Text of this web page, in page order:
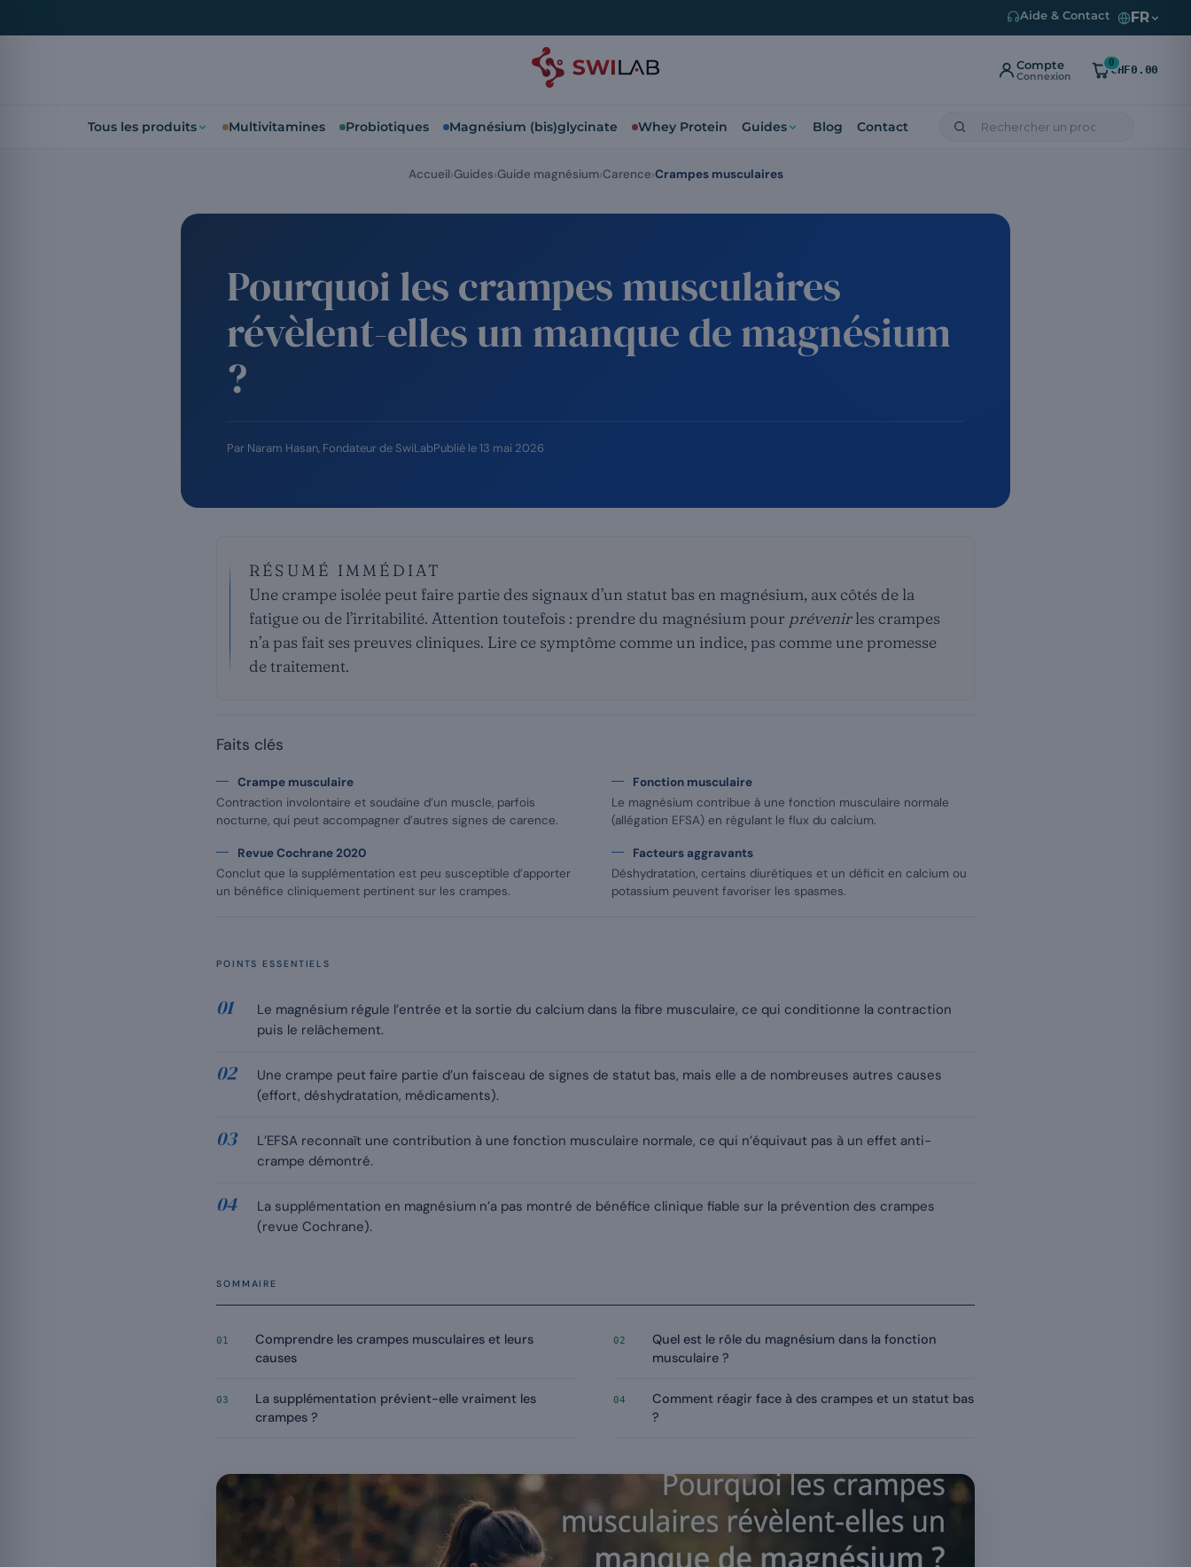
Aide & Contact FR
Compte
Connexion
0
CHF0.00
Tous les produits Multivitamines Probiotiques Magnésium (bis)glycinate Whey Protein Guides Blog Contact
Pourquoi les crampes musculaires
révèlent-elles un manque de magnésium
?
Par Naram Hasan, Fondateur de SwiLabPublié le 13 mai 2026
RÉSUMÉ IMMÉDIAT
Une crampe isolée peut faire partie des signaux d’un statut bas en magnésium, aux côtés de la
fatigue ou de l’irritabilité. Attention toutefois : prendre du magnésium pour prévenirles crampes
n’a pas fait ses preuves cliniques. Lire ce symptôme comme un indice, pas comme une promesse
de traitement.
Faits clés
Crampe musculaire
Contraction involontaire et soudaine d’un muscle, parfois
nocturne, qui peut accompagner d’autres signes de carence.
Fonction musculaire
Le magnésium contribue à une fonction musculaire normale
(allégation EFSA) en régulant le flux du calcium.
Revue Cochrane 2020
Conclut que la supplémentation est peu susceptible d’apporter
un bénéfice cliniquement pertinent sur les crampes.
Facteurs aggravants
Déshydratation, certains diurétiques et un déficit en calcium ou
potassium peuvent favoriser les spasmes.
POINTS ESSENTIELS
Le magnésium régule l’entrée et la sortie du calcium dans la fibre musculaire, ce qui conditionne la contraction
puis le relâchement.
Une crampe peut faire partie d’un faisceau de signes de statut bas, mais elle a de nombreuses autres causes
(effort, déshydratation, médicaments).
L’EFSA reconnaît une contribution à une fonction musculaire normale, ce qui n’équivaut pas à un effet anti-
crampe démontré.
La supplémentation en magnésium n’a pas montré de bénéfice clinique fiable sur la prévention des crampes
(revue Cochrane).
SOMMAIRE
01
Comprendre les crampes musculaires et leurs
causes
02
Quel est le rôle du magnésium dans la fonction
musculaire ?
03
La supplémentation prévient-elle vraiment les
crampes ?
04
Comment réagir face à des crampes et un statut bas
?
Accueil Guides Guide magnésium Carence Crampes musculaires